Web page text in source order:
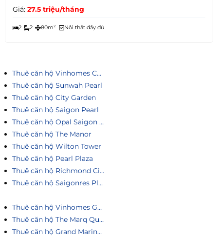
Giá: 27.5 triệu/tháng
2 2 80m² Nội thất đầy đủ
Thuê căn hộ Vinhomes Central Park
Thuê căn hộ Sunwah Pearl
Thuê căn hộ City Garden
Thuê căn hộ Saigon Pearl
Thuê căn hộ Opal Saigon Pearl
Thuê căn hộ The Manor
Thuê căn hộ Wilton Tower
Thuê căn hộ Pearl Plaza
Thuê căn hộ Richmond City
Thuê căn hộ Saigonres Plaza
Thuê căn hộ Vinhomes Golden River
Thuê căn hộ The Marq Quận 1
Thuê căn hộ Grand Marina Saigon